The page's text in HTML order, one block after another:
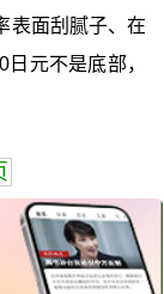
表面刮腻子、在
元不是底部，